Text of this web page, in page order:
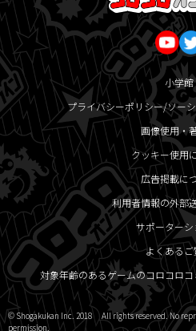
小学館
プライバシーポリシー/ソー
画像使用・
クッキー使用
広告掲載に
利用者情報の外部
サポーター
よくあるご
対象年齢のあるゲームのコロコロ
© Shogakukan Inc. 2018 All rights reserved. No
permission.